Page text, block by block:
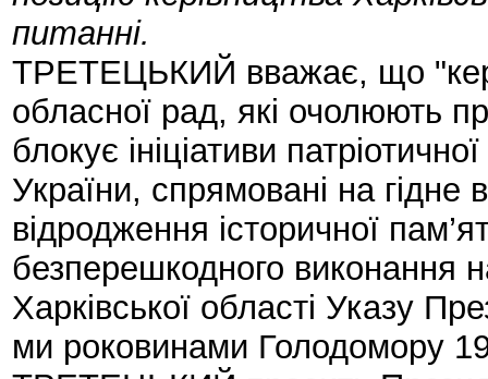
питанні.
ТРЕТЕЦЬКИЙ вважає, що
обласної рад, які очолюють
блокує ініціативи
України, спрямовані на
відродження історичної
безперешкодного виконання
Харківської області Указу
ми роковинами Голодомору